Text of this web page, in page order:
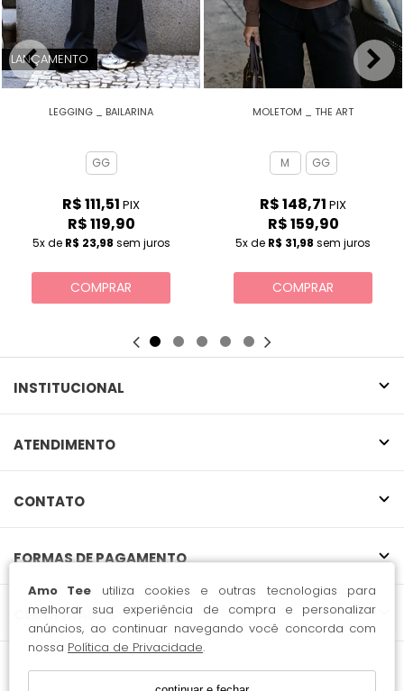
Amo Tee utiliza cookies e outras tecnologias para
melhorar sua experiência de compra e personalizar
anúncios, ao continuar navegando você concorda com
nossa Política de Privacidade.
LANÇAMENTO
LEGGING _ BAILARINA
GG
R$ 119,90
R$ 111,51 PIX
5xde R$ 23,98 sem juros
COMPRAR
MOLETOM _ THE ART
M GG
R$ 159,90
R$ 148,71 PIX
5xde R$ 31,98 sem juros
COMPRAR
INSTITUCIONAL
ATENDIMENTO
CONTATO
FORMAS DE PAGAMENTO
CERTIFICADOS